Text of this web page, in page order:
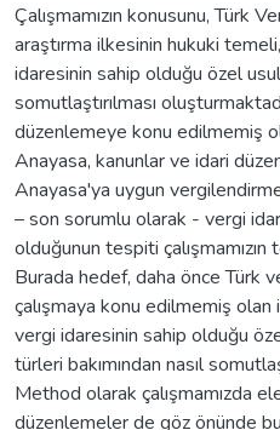
Çalışmamızın konusunu, Türk
araştırma ilkesinin hukuki
idaresinin sahip olduğu özel
somutlaştırılması
düzenlemeye konu edilmemiş
Anayasa, kanunlar ve idari
Anayasa'ya uygun
– son sorumlu olarak - vergi
olduğunun tespiti
Burada hedef, daha önce Türk
çalışmaya konu edilmemiş olan
vergi idaresinin sahip olduğu
türleri bakımından nasıl
Method olarak çalışmamızda
düzenlemeler de göz önünde